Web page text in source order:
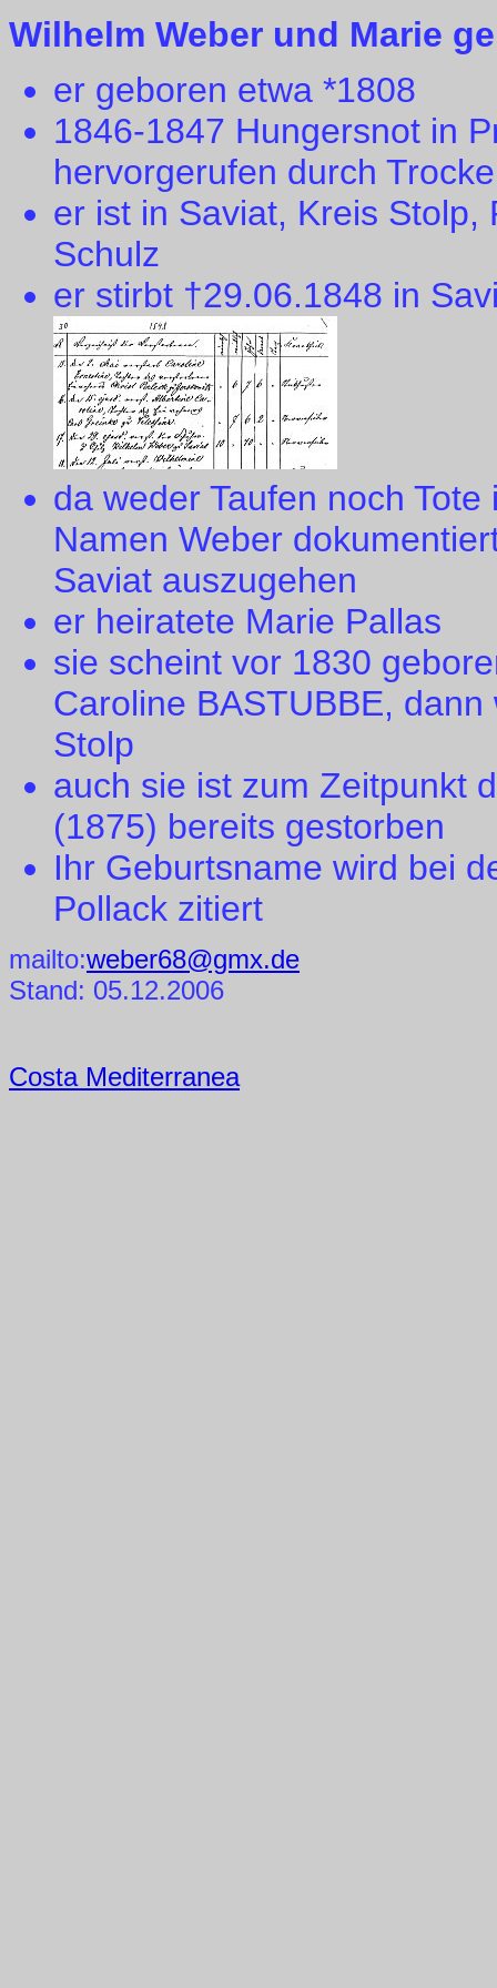
Wilhelm Weber und Marie
er geboren etwa *1808
1846-1847 Hungersnot in
hervorgerufen durch
er ist in Saviat, Kreis
Schulz
er stirbt †29.06.1848 in
da weder Taufen noch
Namen Weber
Saviat auszugehen
er heiratete Marie Pallas
sie scheint vor 1830
Caroline BASTUBBE,
Stolp
auch sie ist zum Zeitpunkt
(1875) bereits gestorben
Ihr Geburtsname wird bei
Pollack zitiert
mailto:weber68@gmx.de
Stand: 05.12.2006
Costa Mediterranea